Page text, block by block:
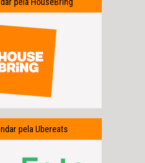
pela Ubereats